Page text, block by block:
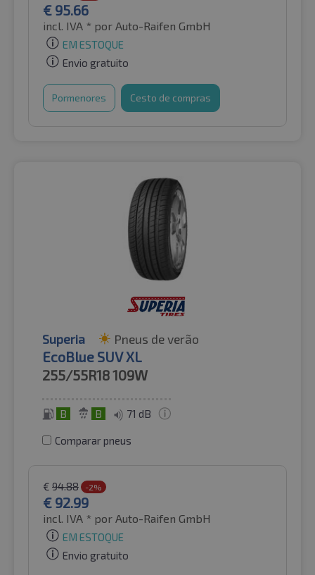
€ 95.66
incl. IVA * por Auto-Raifen GmbH
EM ESTOQUE
Envio gratuito
Pormenores Cesto de compras
Superia Pneus de verão
EcoBlue SUV XL
255/55R18109W
B B 71 dB
Comparar pneus
€ 94.88 -2%
€ 92.99
incl. IVA * por Auto-Raifen GmbH
EM ESTOQUE
Envio gratuito